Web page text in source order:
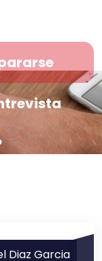
Diaz Garcia